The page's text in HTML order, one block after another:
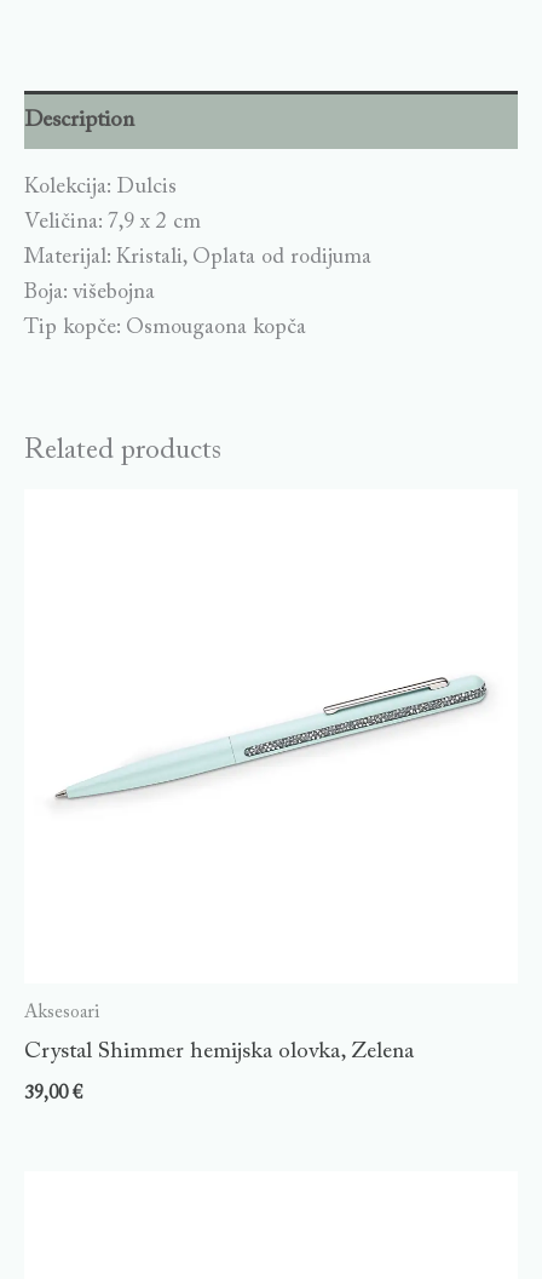
Description
Kolekcija: Dulcis
Veličina: 7,9 x 2 cm
Materijal: Kristali, Oplata od rodijuma
Boja: višebojna
Tip kopče: Osmougaona kopča
Related products
Aksesoari
Crystal Shimmer hemijska olovka, Zelena
39,00€